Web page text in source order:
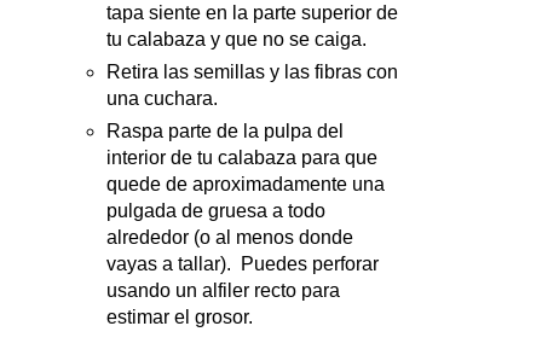
tapa siente en la parte superior de
tu calabaza y que no se caiga.
Retira las semillas y las fibras con
una cuchara.
Raspa parte de la pulpa del
interior de tu calabaza para que
quede de aproximadamente una
pulgada de gruesa a todo
alrededor (o al menos donde
vayas a tallar). Puedes perforar
usando un alfiler recto para
estimar el grosor.